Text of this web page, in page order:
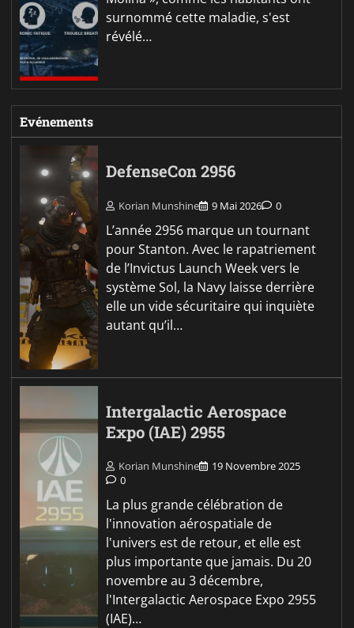
surnommé cette maladie, s'est
révélé…
Evénements
DefenseCon 2956
Korian Munshine 9 Mai 2026 0
L’année 2956 marque un tournant
pour Stanton. Avec le rapatriement
de l’Invictus Launch Week vers le
système Sol, la Navy laisse derrière
elle un vide sécuritaire qui inquiète
autant qu’il…
Intergalactic Aerospace
Expo (IAE) 2955
Korian Munshine
19 Novembre 2025
0
La plus grande célébration de
l'innovation aérospatiale de
l'univers est de retour, et elle est
plus importante que jamais. Du 20
novembre au 3 décembre,
l'Intergalactic Aerospace Expo 2955
(IAE)…